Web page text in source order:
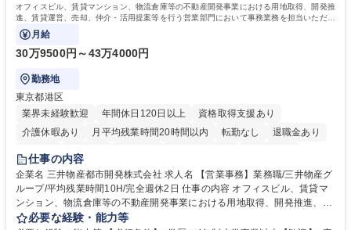
オフィスビル、賃貸マンション、物流倉庫等の不動産開発事業における用地取得、開発推
進、賃貸運営、売却、仲介・活用提案等を行う営業部門において事務業務を担当いただき
ます。
月給
30万9500円～43万4000円
勤務地
東京都港区
業界未経験歓迎
年間休日120日以上
資格取得支援あり
介護休暇あり
月平均残業時間20時間以内 転勤なし
退職金あり
在宅OK
賞与あり
駅近5分以内
土日祝休み 寮・社宅あり
仕事の内容
企業名 三井物産都市開発株式会社 求人名 【営業事務】業務職/三井物産グ
ループ/平均残業時間10H/完全週休2日 仕事の内容 オフィスビル、賃貸マ
ンション、物流倉庫等の不動産開発事業における用地取得、開発推進、賃
貸運営、売却、仲介・活用提案等を行う営業部門において事務業務を担当
必要な経験・能力等